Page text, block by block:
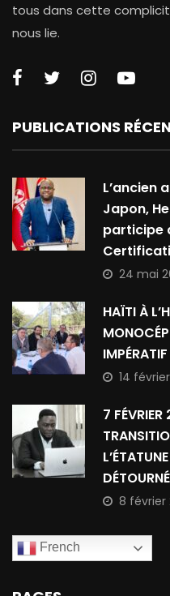
tous dans cette
nous lie.
PUBLICATIONS
L’ancien
Japon,
participe
24 mai
HAÏTI À
14
7
8 février
French